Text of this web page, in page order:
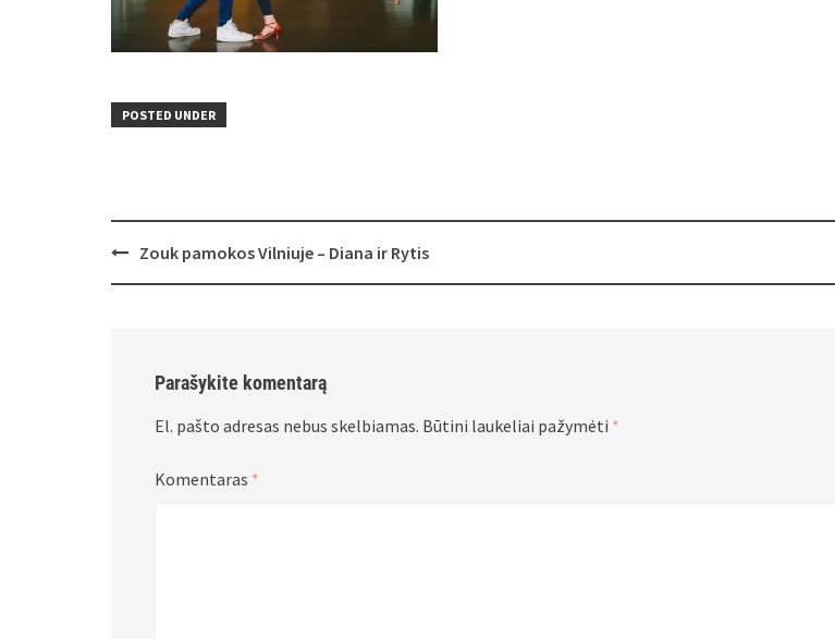
POSTED UNDER
PostZouk pamokos Vilniuje – Diana ir Rytis
Parašykite komentarą
El. pašto adresas nebus skelbiamas. Būtini laukeliai pažymėti *
Komentaras *